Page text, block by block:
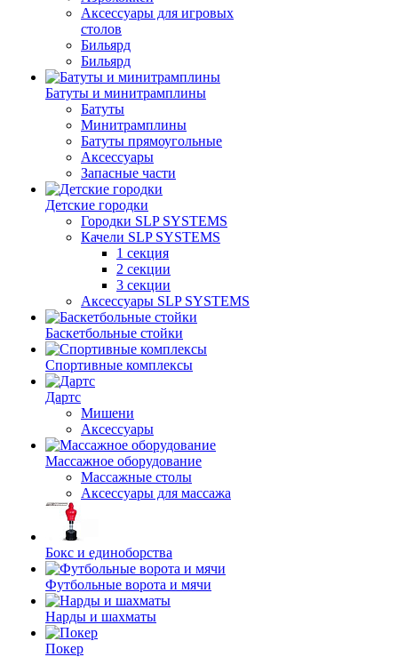
Аксессуары для игровых
столов
Бильяpд
Бильяpд
Батуты и минитрамплины
Батуты
Минитрамплины
Батуты прямоугольные
Аксессуары
Запасные части
Детские городки
Городки SLP SYSTEMS
Качели SLP SYSTEMS
1 секция
2 секции
3 секции
Аксессуары SLP SYSTEMS
Баскетбольные стойки
Спортивные комплексы
Дартс
Мишени
Аксессуары
Массажное оборудование
Массажные столы
Аксессуары для массажа
Бокс и единоборства
Футбольные ворота и мячи
Нарды и шахматы
Покер